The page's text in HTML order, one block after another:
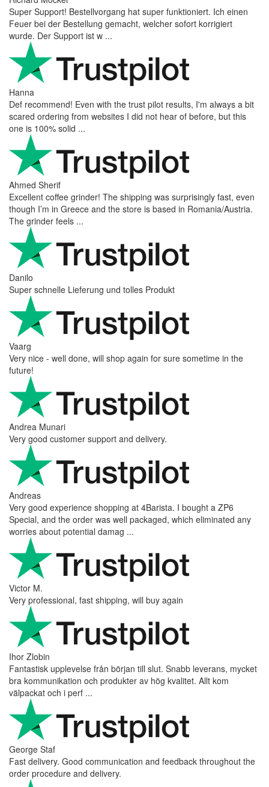
Super Support! Bestellvorgang hat super funktioniert. Ich einen
Feuer bei der Bestellung gemacht, welcher sofort korrigiert
wurde. Der Support ist w ...
Hanna
Def recommend! Even with the trust pilot results, I'm always a bit
scared ordering from websites I did not hear of before, but this
one is 100% solid ...
Ahmed Sherif
Excellent coffee grinder! The shipping was surprisingly fast, even
though I’m in Greece and the store is based in Romania/Austria.
The grinder feels ...
Danilo
Super schnelle Lieferung und tolles Produkt
Vaarg
Very nice - well done, will shop again for sure sometime in the
future!
Andrea Munari
Very good customer support and delivery.
Andreas
Very good experience shopping at 4Barista. I bought a ZP6
Special, and the order was well packaged, which eliminated any
worries about potential damag ...
Victor M.
Very professional, fast shipping, will buy again
Ihor Zlobin
Fantastisk upplevelse från början till slut. Snabb leverans, mycket
bra kommunikation och produkter av hög kvalitet. Allt kom
välpackat och i perf ...
George Staf
Fast delivery. Good communication and feedback throughout the
order procedure and delivery.